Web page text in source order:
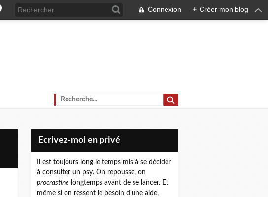
Connexion + Créer mon blog
Ecrivez-moi en privé
Il est toujours long le temps mis à se décider
à consulter un psy. On repousse, on
procrastine longtemps avant de se lancer. Et
même si on ressent le besoin d'une aide,